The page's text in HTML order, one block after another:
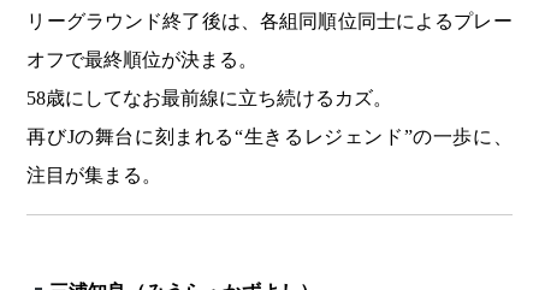
リーグラウンド終了後は、各組同順位同士によるプレー
オフで最終順位が決まる。
58歳にしてなお最前線に立ち続けるカズ。
再びJの舞台に刻まれる“生きるレジェンド”の一歩に、
注目が集まる。